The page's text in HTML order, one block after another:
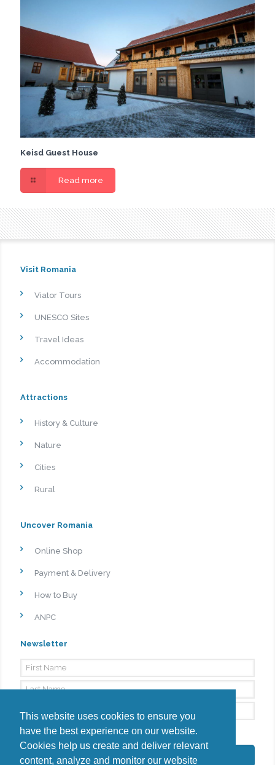
This website uses cookies to ensure you
have the best experience on our website.
Cookies help us create and deliver relevant
content, analyze and monitor our website
Keisd Guest House
Read more
Visit Romania
Viator Tours
UNESCO Sites
Travel Ideas
Accommodation
Attractions
History & Culture
Nature
Cities
Rural
Uncover Romania
Online Shop
Payment & Delivery
How to Buy
ANPC
Newsletter
By signing up, I agree to thePrivacy Policy
Subscribe